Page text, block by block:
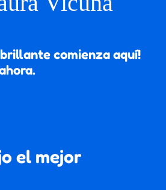
comienza aquí!
el mejor